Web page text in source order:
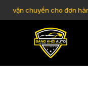
vận chuyển cho đơn